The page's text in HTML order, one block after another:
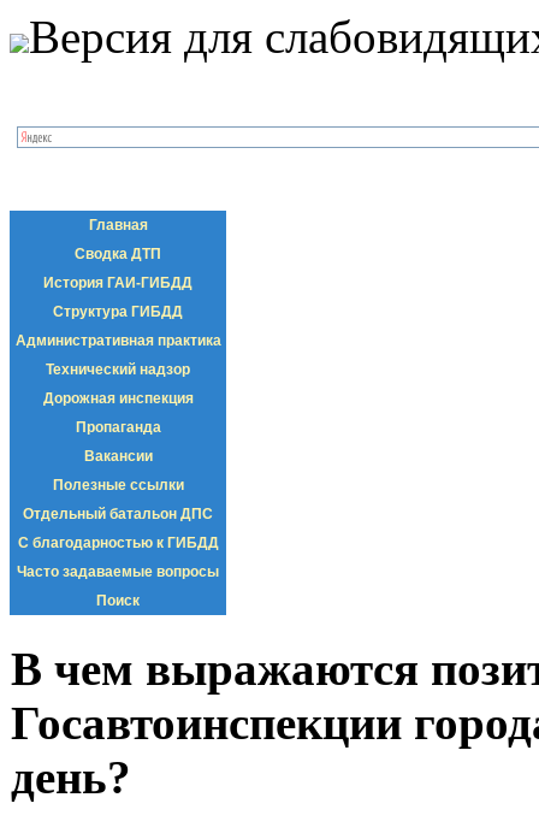
Версия для
Главная
Сводка ДТП
История ГАИ-ГИБДД
Структура ГИБДД
Административная практика
Технический надзор
Дорожная инспекция
Пропаганда
Вакансии
Полезные ссылки
Отдельный батальон ДПС
С благодарностью к ГИБДД
Часто задаваемые вопросы
Поиск
В чем выражаются
Госавтоинспекции
день?